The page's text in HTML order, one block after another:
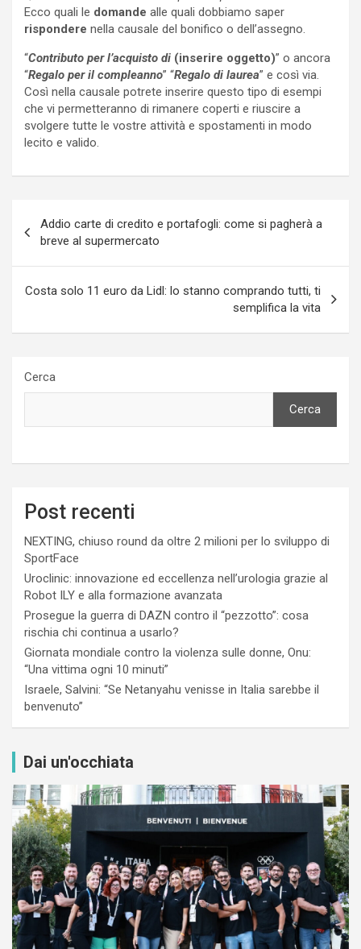
Ecco quali le domande alle quali dobbiamo saper
rispondere nella causale del bonifico o dell’assegno.
“Contributo per l’acquisto di (inserire oggetto)” o ancora
“Regalo per il compleanno” “Regalo di laurea” e così via.
Così nella causale potrete inserire questo tipo di esempi
che vi permetteranno di rimanere coperti e riuscire a
svolgere tutte le vostre attività e spostamenti in modo
lecito e valido.
articoli
Addio carte di credito e portafogli: come si pagherà a
breve al supermercato
Costa solo 11 euro da Lidl: lo stanno comprando tutti, ti
semplifica la vita
Cerca
Cerca
Post recenti
NEXTING, chiuso round da oltre 2 milioni per lo sviluppo di
SportFace
Uroclinic: innovazione ed eccellenza nell’urologia grazie al
Robot ILY e alla formazione avanzata
Prosegue la guerra di DAZN contro il “pezzotto”: cosa
rischia chi continua a usarlo?
Giornata mondiale contro la violenza sulle donne, Onu:
“Una vittima ogni 10 minuti”
Israele, Salvini: “Se Netanyahu venisse in Italia sarebbe il
benvenuto”
Dai un'occhiata